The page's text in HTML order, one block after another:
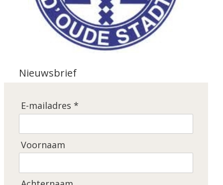
Nieuwsbrief
E-mailadres *
Voornaam